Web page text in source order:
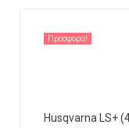
Προσφορά!
Husqvarna LS+